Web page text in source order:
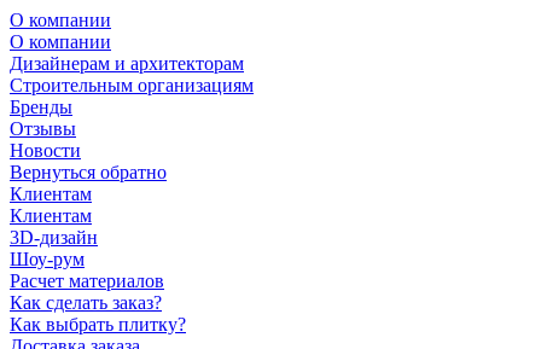
О компании
О компании
Дизайнерам и архитекторам
Строительным организациям
Бренды
Отзывы
Новости
Вернуться обратно
Клиентам
Клиентам
3D-дизайн
Шоу-рум
Расчет материалов
Как сделать заказ?
Как выбрать плитку?